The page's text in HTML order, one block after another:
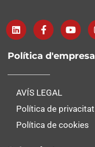
Política d'empresa
AVÍS LEGAL
Política de privacitat
Política de cookies